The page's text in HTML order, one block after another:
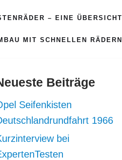
– EINE ÜBERSICHT
MIT SCHNELLEN RÄDERN
Beiträge
Seifenkisten
1966
bei